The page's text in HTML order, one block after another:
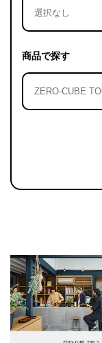
商品で探す